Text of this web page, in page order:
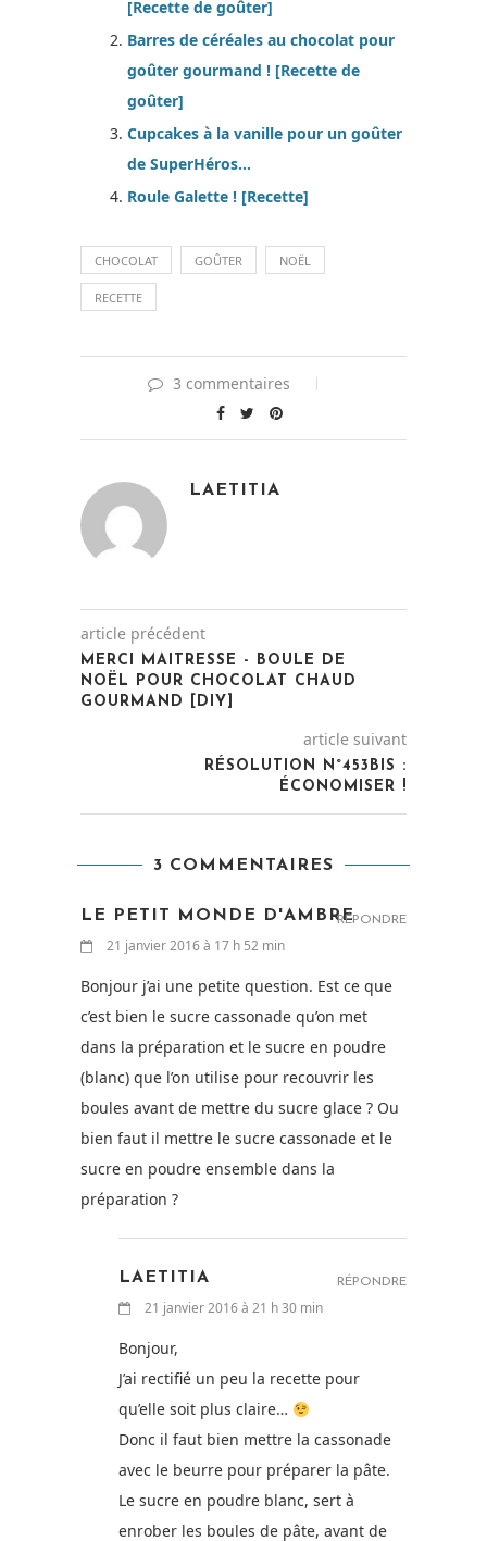
[Recette de goûter]
Barres de céréales au chocolat pour
goûter gourmand ! [Recette de
goûter]
Cupcakes à la vanille pour un goûter
de SuperHéros…
Roule Galette ! [Recette]
CHOCOLAT GOÛTER NOËL
RECETTE
3 commentaires
LAETITIA
article précédent
MERCI MAITRESSE - BOULE DE
NOËL POUR CHOCOLAT CHAUD
GOURMAND [DIY]
article suivant
RÉSOLUTION N°453BIS :
ÉCONOMISER !
3 COMMENTAIRES
LE PETIT MONDE D'AMBRE
21 janvier 2016 à 17 h 52 min
Bonjour j’ai une petite question. Est ce que
c’est bien le sucre cassonade qu’on met
dans la préparation et le sucre en poudre
(blanc) que l’on utilise pour recouvrir les
boules avant de mettre du sucre glace ? Ou
bien faut il mettre le sucre cassonade et le
sucre en poudre ensemble dans la
préparation ?
RÉPONDRE
LAETITIA
21 janvier 2016 à 21 h 30 min
Bonjour,
J’ai rectifié un peu la recette pour
qu’elle soit plus claire…
Donc il faut bien mettre la cassonade
avec le beurre pour préparer la pâte.
Le sucre en poudre blanc, sert à
enrober les boules de pâte, avant de
RÉPONDRE